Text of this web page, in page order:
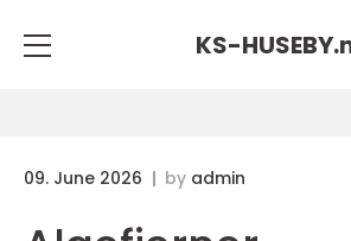
KS-HUSEBY.
09. June 2026 by admin